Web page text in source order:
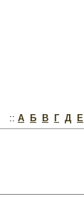
:: А Б В Г Д Е